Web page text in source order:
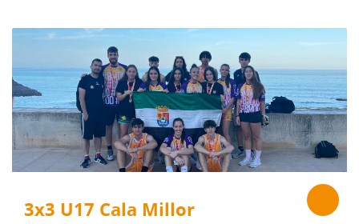
3x3 U17 Cala Millor